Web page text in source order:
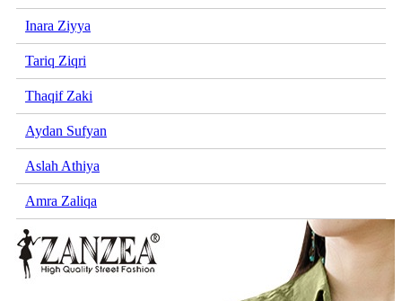
Inara Ziyya
Tariq Ziqri
Thaqif Zaki
Aydan Sufyan
Aslah Athiya
Amra Zaliqa